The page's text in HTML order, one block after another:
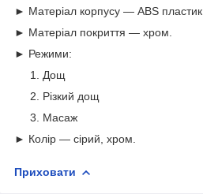
► Матеріал корпусу ― ABS пластик.
► Матеріал покриття ― хром.
► Режими:
Дощ
Різкий дощ
Масаж
► Колір ― сірий, хром.
Приховати